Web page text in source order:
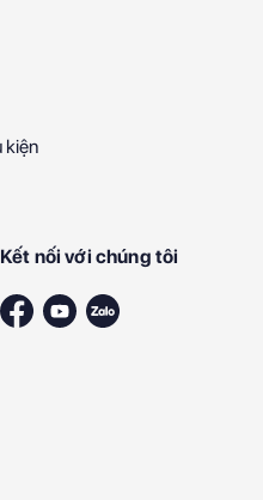
kiện
Kết nối với chúng tôi